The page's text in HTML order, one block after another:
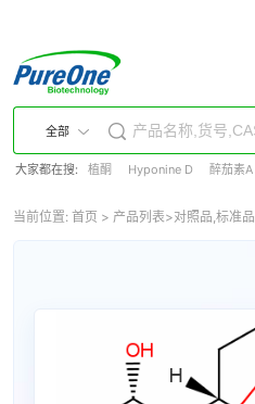
全部
大家都在搜: 植酮 Hyponine D 醉茄素A
当前位置: 首页 > 产品列表>对照品,标准品